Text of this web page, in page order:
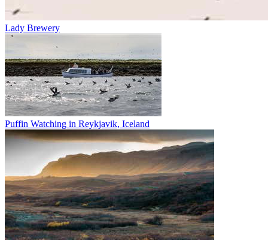
Lady Brewery
Puffin Watching in Reykjavik, Iceland